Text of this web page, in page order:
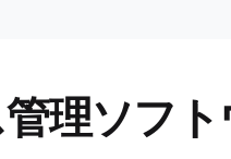
理ソフ